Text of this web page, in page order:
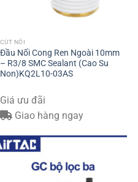
CÚT NỐI
Đầu Nối Cong Ren Ngoài 10mm
– R3/8 SMC Sealant (Cao Su
Non)KQ2L10-03AS
Giá ưu đãi
Giao hàng ngay